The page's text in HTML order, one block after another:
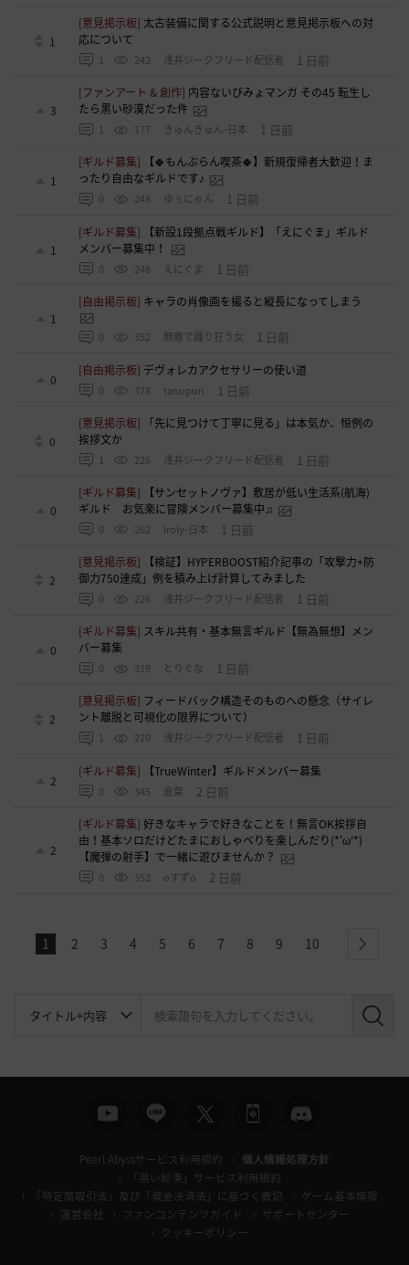
1
[意見掲示板] 太古装備に関する公式説明と意見掲示板への対
応について
1 242 浅井ジークフリード配信者 1 日前
3
[ファンアート & 創作] 内容ないびみょマンガ その45 転生し
たら黒い砂漠だった件
1 177 きゅんきゅん-日本 1 日前
1
[ギルド募集]
【🍀もんぶらん喫茶🍀】新規復帰者大歓迎！ま
ったり自由なギルドです♪
0 248 ゆぅにゃん 1 日前
1
[ギルド募集]
【新設1段拠点戦ギルド】「えにぐま」ギルド
メンバー募集中！
0 248 えにぐま 1 日前
1
[自由掲示板] キャラの肖像画を撮ると縦長になってしまう
0 352 無敵で踊り狂う女 1 日前
0
[自由掲示板] デヴォレカアクセサリーの使い道
0 378 tanupon 1 日前
0
[意見掲示板]
「先に見つけて丁寧に見る」は本気か、恒例の
挨拶文か
1 226 浅井ジークフリード配信者 1 日前
0
[ギルド募集]
【サンセットノヴァ】敷居が低い生活系(航海)
ギルド お気楽に冒険メンバー募集中♫
0 262 Iroly-日本 1 日前
2
[意見掲示板]
【検証】HYPERBOOST紹介記事の「攻撃力+防
御力750達成」例を積み上げ計算してみました
0 226 浅井ジークフリード配信者 1 日前
0
[ギルド募集] スキル共有・基本無言ギルド【無為無想】メン
バー募集
0 319 とりぐな 1 日前
2
[意見掲示板] フィードバック構造そのものへの懸念（サイレ
ント離脱と可視化の限界について）
1 270 浅井ジークフリード配信者 1 日前
2
[ギルド募集] 【TrueWinter】ギルドメンバー募集
0 345 倉葉 2 日前
2
[ギルド募集]好きなキャラで好きなことを！無言OK挨拶自
由！基本ソロだけどたまにおしゃべりを楽しんだり(*'ω'*)
【魔弾の射手】で一緒に遊びませんか？
0 352 oすずo 2 日前
1 2 3 4 5 6 7 8 9 10 next
検
Pearl Abyssサービス利用規約
個人情報処理方針
「黒い砂漠」サービス利用規約
「特定商取引法」及び「資金決済法」に基づく表記
ゲーム基本情報
運営会社
ファンコンテンツガイド
サポートセンター
クッキーポリシー